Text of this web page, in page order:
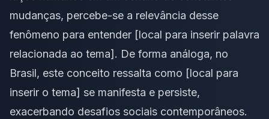
mudanças, percebe-se a relevância desse
fenômeno para entender [local para inserir palavra
relacionada ao tema]. De forma análoga, no
Brasil, este conceito ressalta como [local para
inserir o tema] se manifesta e persiste,
exacerbando desafios sociais contemporâneos.